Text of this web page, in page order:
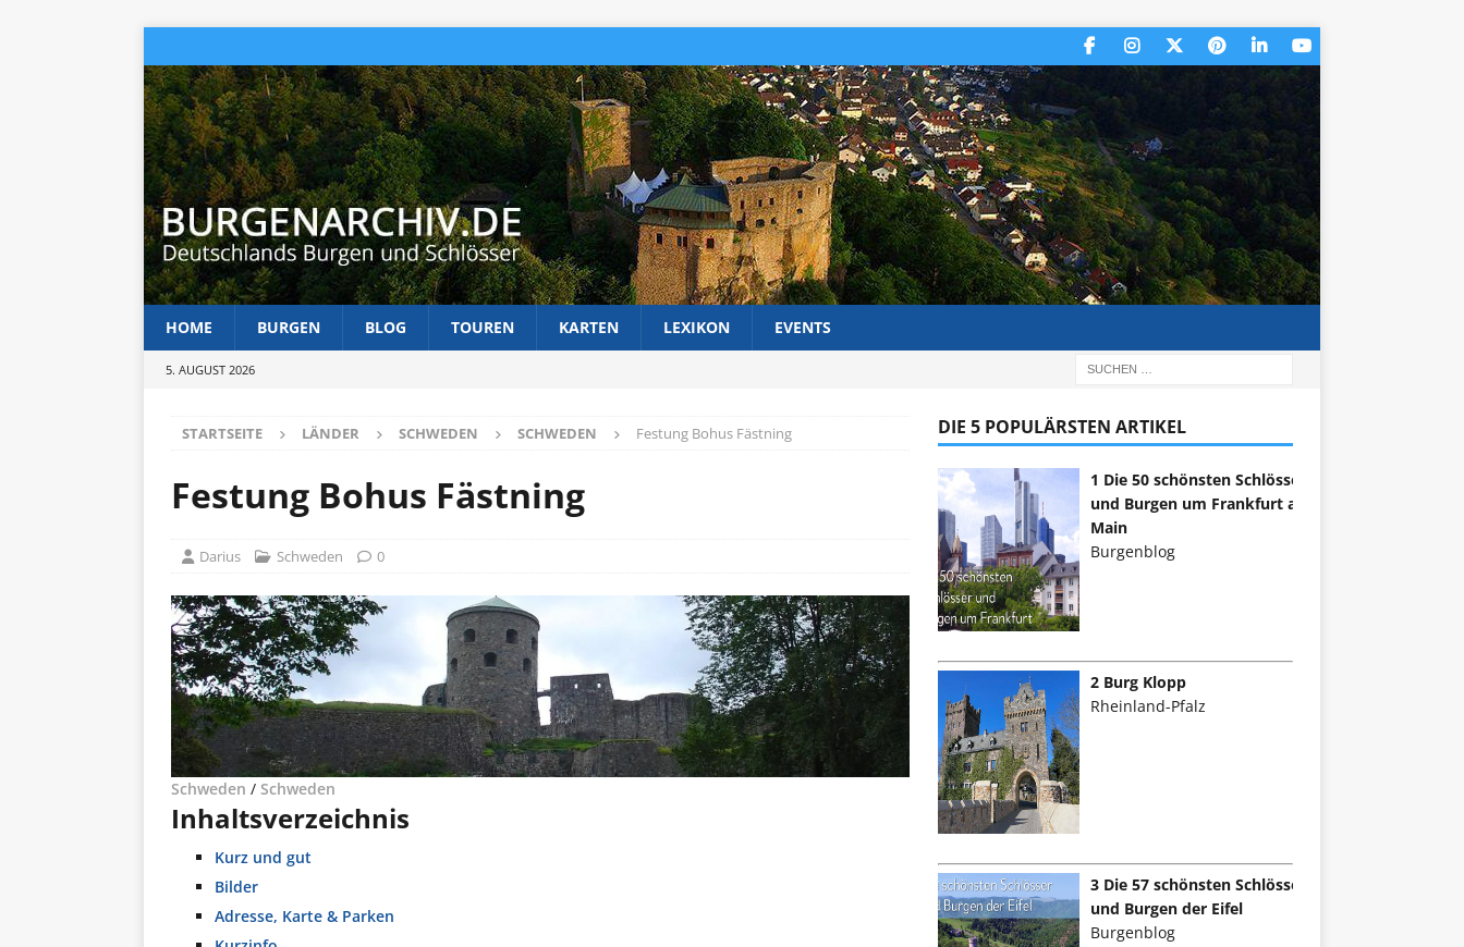
HOME BURGEN BLOG TOUREN KARTEN LEXIKON EVENTS
5. AUGUST 2026
STARTSEITE LÄNDER SCHWEDEN SCHWEDEN Festung Bohus Fästning
Festung Bohus Fästning
Darius Schweden 0
Schweden / Schweden
Inhaltsverzeichnis
Kurz und gut
Bilder
Adresse, Karte & Parken
DIE 5 POPULÄRSTEN ARTIKEL
1 Die 50 schönsten Schlösser
und Burgen um Frankfurt am
Main
Burgenblog
2 Burg Klopp
Rheinland-Pfalz
3 Die 57 schönsten Schlösser
und Burgen der Eifel
Burgenblog